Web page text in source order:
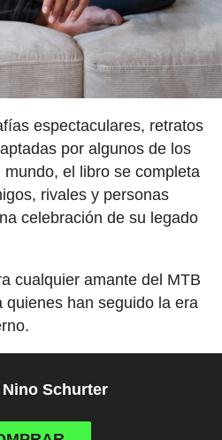
espectaculares, retratos
por algunos de los
el libro se completa
rivales y personas
celebración de su legado
cualquier amante del MTB
quienes han seguido la era
Schurter